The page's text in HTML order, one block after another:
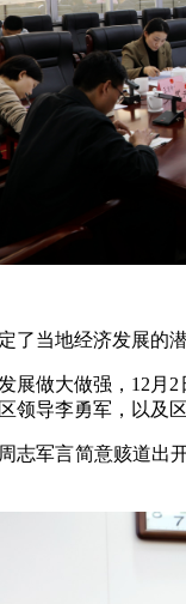
当地经济发展的
做大做强，12月
导李勇军，以及
志军言简意赅道